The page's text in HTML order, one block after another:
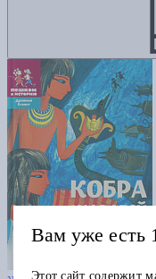
Вам уже есть
Этот сайт содержит